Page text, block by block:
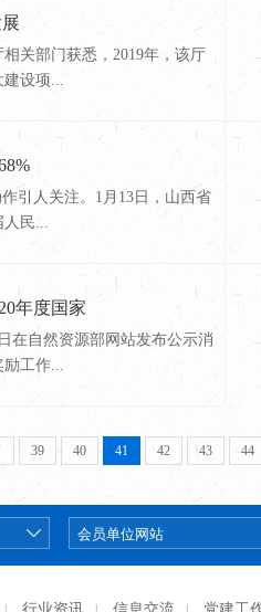
关部门获悉，2019年，该厅
建设项...
引人关注。1月13日，山西省
人民...
年度国家
在自然资源部网站发布公示消
励工作...
39 40 41 42 43 44